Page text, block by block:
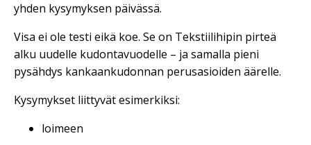
yhden kysymyksen päivässä.
Visa ei ole testi eikä koe. Se on Tekstiilihipin pirteä
alku uudelle kudontavuodelle – ja samalla pieni
pysähdys kankaankudonnan perusasioiden äärelle.
Kysymykset liittyvät esimerkiksi:
loimeen